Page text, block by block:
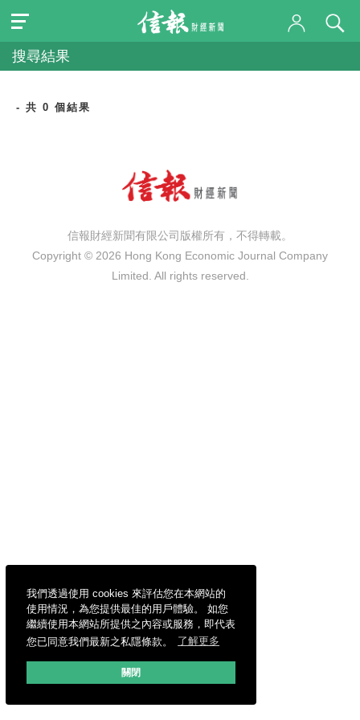
我們透過使用 cookies 來評估您在本網站的
使用情況，為您提供最佳的用戶體驗。 如您
繼續使用本網站所提供之內容或服務，即代表
您已同意我們最新之私隱條款。
了解更多
關閉
搜尋結果
- 共 0 個結果
信報財經新聞有限公司版權所有，不得轉載。
Copyright © 2026 Hong Kong Economic Journal Company
Limited. All rights reserved.